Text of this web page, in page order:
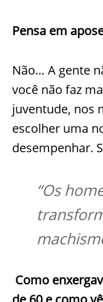
Pensa em
Não… A gente
você não faz
juventude, nos
escolher uma
desempenhar.
“Os
Como